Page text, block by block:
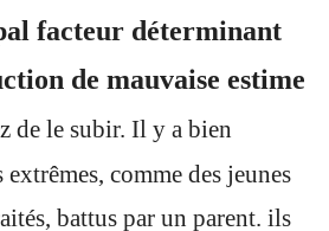
facteur déterminant
de mauvaise estime
de le subir. Il y a bien
extrêmes, comme des jeunes
battus par un parent. ils